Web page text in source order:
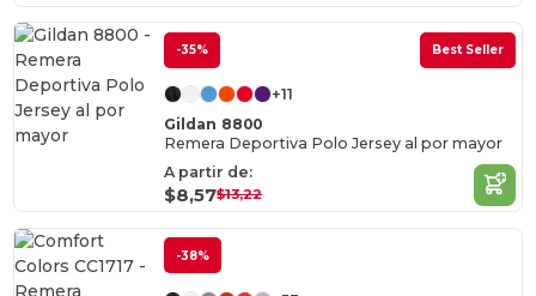
-35% Best Seller
+11
Gildan 8800
Remera Deportiva Polo Jersey al por mayor
A partir de:
$8,57$13,22
-38%